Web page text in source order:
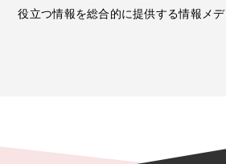
役立つ情報を総合的に提供する情報メデ